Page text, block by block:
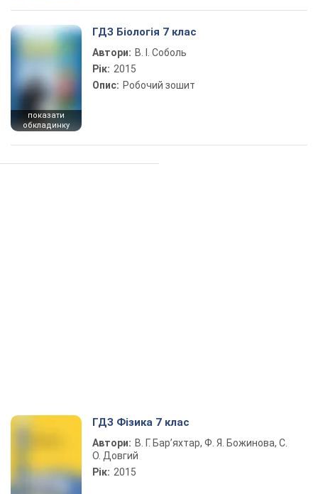
показати
обкладинку
ГДЗ Біологія 7 клас
Автори: В. І. Соболь
Рік: 2015
Опис: Робочий зошит
ГДЗ Фізика 7 клас
Автори: В. Г. Бар’яхтар, Ф. Я. Божинова, С.
О. Довгий
Рік: 2015